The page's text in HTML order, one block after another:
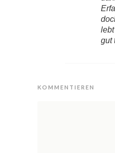
gut
KOMMENTIEREN